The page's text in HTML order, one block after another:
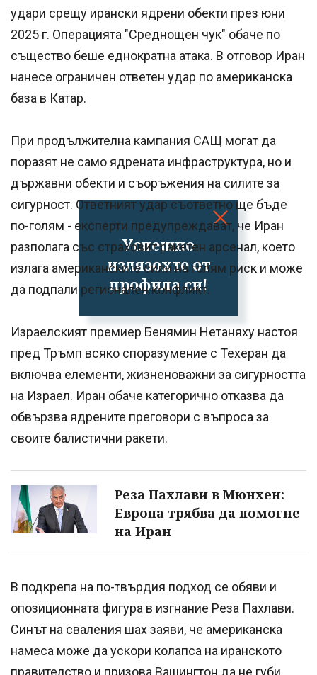
Успешно
излязохте от
профила си!
удари срещу ирански ядрени обекти през юни
2025 г. Операцията "Среднощен чук" обаче по
същество беше еднократна атака. В отговор Иран
нанесе ограничен ответен удар по американска
база в Катар.
При продължителна кампания САЩ могат да
поразят не само ядрената инфраструктура, но и
държавни обекти и съоръжения на силите за
сигурност. Ответният удар съответно ще бъде
по-голям - експерти предупреждават, че Иран
разполага със страховит ракетен арсенал, което
излага американските сили на голям риск и може
да подпали регионален конфликт.
Израелският премиер Бенямин Нетаняху настоя
пред Тръмп всяко споразумение с Техеран да
включва елементи, жизненоважни за сигурността
на Израел. Иран обаче категорично отказва да
обвързва ядрените преговори с въпроса за
своите балистични ракети.
Реза Пахлави в Мюнхен:
Европа трябва да помогне
на Иран
В подкрепа на по-твърдия подход се обяви и
опозиционната фигура в изгнание Реза Пахлави.
Синът на сваления шах заяви, че американска
намеса може да ускори колапса на иранското